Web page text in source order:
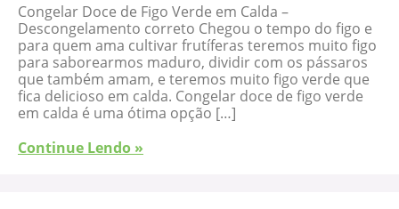
Congelar Doce de Figo Verde em Calda –
Descongelamento correto Chegou o tempo do figo e
para quem ama cultivar frutíferas teremos muito figo
para saborearmos maduro, dividir com os pássaros
que também amam, e teremos muito figo verde que
fica delicioso em calda. Congelar doce de figo verde
em calda é uma ótima opção […]
Continue Lendo »